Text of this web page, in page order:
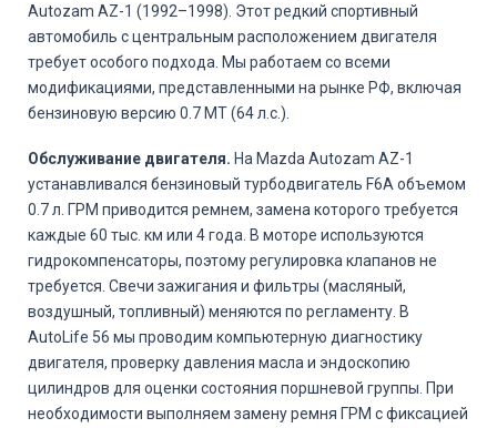
Autozam AZ-1 (1992–1998). Этот редкий спортивный
автомобиль с центральным расположением двигателя
требует особого подхода. Мы работаем со всеми
модификациями, представленными на рынке РФ, включая
бензиновую версию 0.7 MT (64 л.с.).
Обслуживание двигателя. На Mazda Autozam AZ-1
устанавливался бензиновый турбодвигатель F6A объемом
0.7 л. ГРМ приводится ремнем, замена которого требуется
каждые 60 тыс. км или 4 года. В моторе используются
гидрокомпенсаторы, поэтому регулировка клапанов не
требуется. Свечи зажигания и фильтры (масляный,
воздушный, топливный) меняются по регламенту. В
AutoLife 56 мы проводим компьютерную диагностику
двигателя, проверку давления масла и эндоскопию
цилиндров для оценки состояния поршневой группы. При
необходимости выполняем замену ремня ГРМ с фиксацией